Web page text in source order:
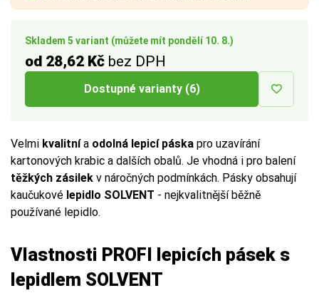
Skladem 5 variant (můžete mít pondělí 10. 8.)
od 28,62 Kč bez DPH
Dostupné varianty (6)
Velmi kvalitnía odolná lepicí páska pro uzavírání
kartonových krabic a dalších obalů. Je vhodná i pro balení
těžkých zásilek v náročných podmínkách. Pásky obsahují
kaučukové lepidlo SOLVENT - nejkvalitnější běžně
používané lepidlo.
Vlastnosti PROFI lepicích pásek s
lepidlem SOLVENT